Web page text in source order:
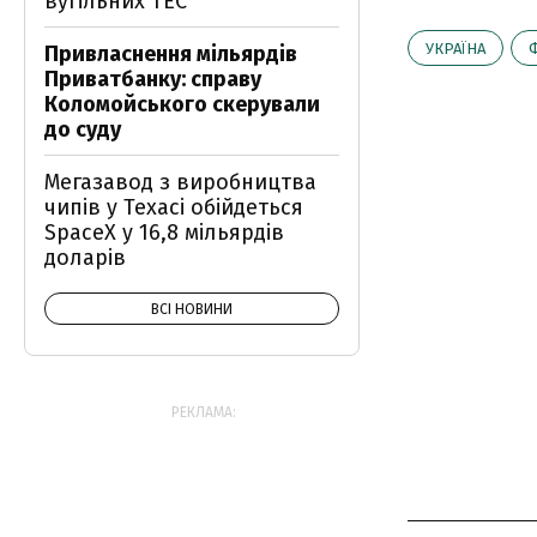
УКРАЇНА
Привласнення мільярдів
Приватбанку: справу
Коломойського скерували
до суду
Мегазавод з виробництва
чипів у Техасі обійдеться
SpaceX у 16,8 мільярдів
доларів
ВСІ НОВИНИ
РЕКЛАМА: